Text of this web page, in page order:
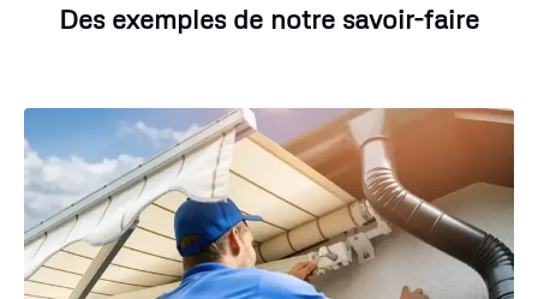
Des exemples de notre savoir-faire